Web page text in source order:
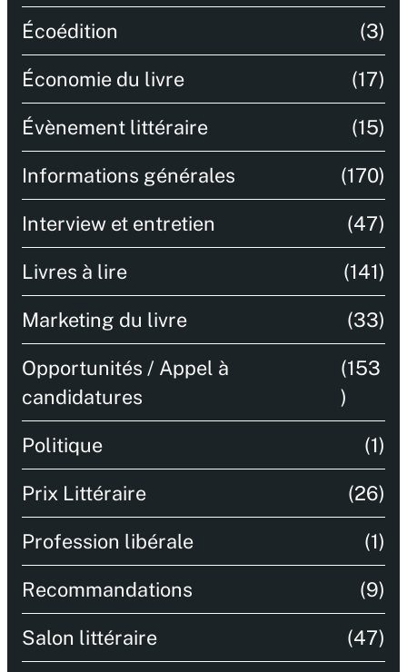
Écoédition (3)
Économie du livre (17)
Évènement littéraire (15)
Informations générales (170)
Interview et entretien (47)
Livres à lire (141)
Marketing du livre (33)
Opportunités / Appel à
candidatures
(153
)
Politique (1)
Prix Littéraire (26)
Profession libérale (1)
Recommandations (9)
Salon littéraire (47)